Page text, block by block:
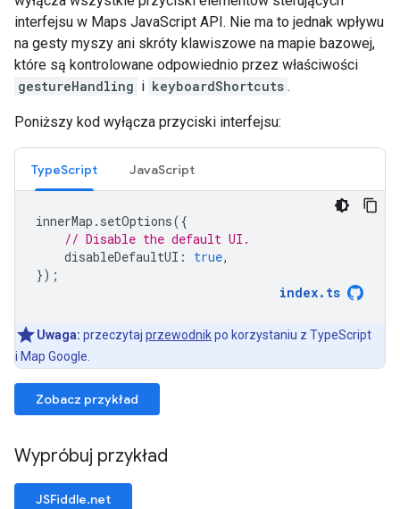
interfejsu w Maps JavaScript API. Nie ma to jednak wpływu
na gesty myszy ani skróty klawiszowe na mapie bazowej,
które są kontrolowane odpowiednio przez właściwości
gestureHandling i keyboardShortcuts .
Poniższy kod wyłącza przyciski interfejsu:
TypeScript JavaScript
innerMap . setOptions({
// Disable the default UI.
disableDefaultUI : true,
});
index. ts
Uwaga: przeczytaj przewodnikpo korzystaniu z TypeScript
i Map Google.
Zobacz przykład
Wypróbuj przykład
JSFiddle.net